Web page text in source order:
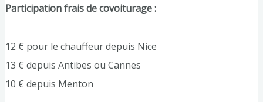
Participation frais de covoiturage :
12 € pour le chauffeur depuis Nice
13 € depuis Antibes ou Cannes
10 € depuis Menton